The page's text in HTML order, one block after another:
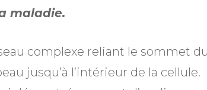
maladie.
complexe reliant le sommet
jusqu’à l’intérieur de la cellule.